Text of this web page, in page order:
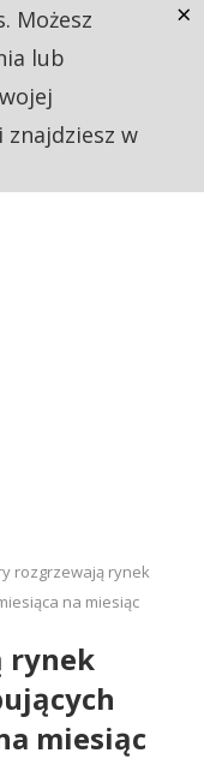
rozgrzewają rynek
na miesiąc
rynek
miesiąc
Możesz
lub
w
×